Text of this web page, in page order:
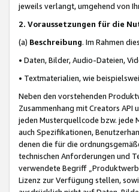
jeweils verlangt, umgehend von
2. Voraussetzungen für die
(a) Beschreibung. Im Rahmen
• Daten, Bilder, Audio-Dateien,
• Textmaterialien, wie
Neben den vorstehenden
Zusammenhang mit Creators
jeden Musterquellcode bzw. jede
auch Spezifikationen,
denen die für die
technischen Anforderungen und
verwendete Begriff
Lizenz zur Verfügung stellen,